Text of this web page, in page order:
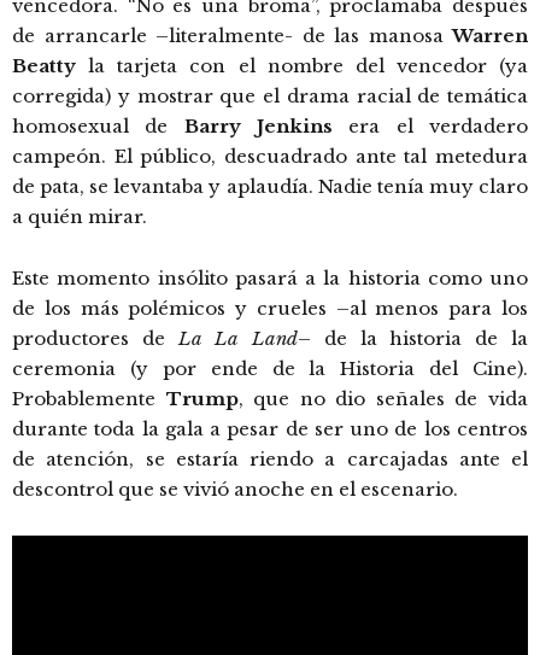
vencedora. “No es una broma”, proclamaba después
de arrancarle –literalmente- de las manosaWarren
Beatty la tarjeta con el nombre del vencedor (ya
corregida) y mostrar que el drama racial de temática
homosexual de Barry Jenkins era el verdadero
campeón. El público, descuadrado ante tal metedura
de pata, se levantaba y aplaudía. Nadie tenía muy claro
a quién mirar.
Este momento insólito pasará a la historia como uno
de los más polémicos y crueles –al menos para los
productores de La La Land– de la historia de la
ceremonia (y por ende de la Historia del Cine).
Probablemente Trump, que no dio señales de vida
durante toda la gala a pesar de ser uno de los centros
de atención, se estaría riendo a carcajadas ante el
descontrol que se vivió anoche en el escenario.